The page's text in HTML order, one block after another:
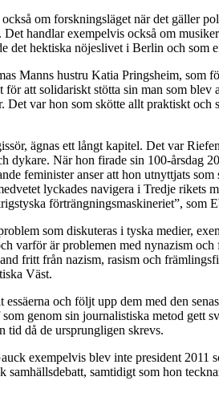
om forskningsläget när det
. Det handlar exempelvis också om
det hektiska nöjeslivet i Berlin och
Manns hustru Katia Pringsheim,
att solidariskt stötta sin man som
Det var hon som skötte allt praktiskt
ägnas ett långt kapitel. Det var
dykare. När hon firade sin 100-årsdag
feminister anser att hon utnyttjats
lyckades navigera i Tredje
förträngningsmaskineriet”, som
som diskuteras i tyska medier,
varför är problemen med nynazism
fritt från nazism, rasism och
Väst.
essäerna och följt upp dem med den
genom sin journalistiska metod gett
tid då de ursprungligen skrevs.
exempelvis blev inte president
samtidigt som hon